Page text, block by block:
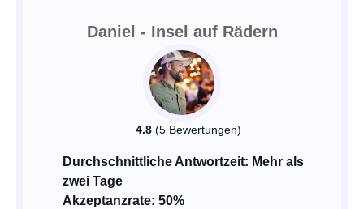
Daniel - Insel auf Rädern
4.8 (5 Bewertungen)
Durchschnittliche Antwortzeit: Mehr als
zwei Tage
Akzeptanzrate: 50%